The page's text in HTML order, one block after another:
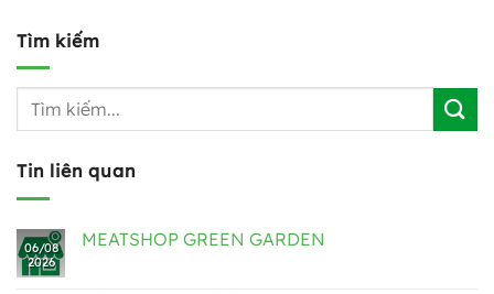
Tìm kiếm
Tin liên quan
06/08
2026
MEATSHOP GREEN GARDEN